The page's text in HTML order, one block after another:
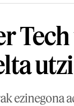
ezinegona